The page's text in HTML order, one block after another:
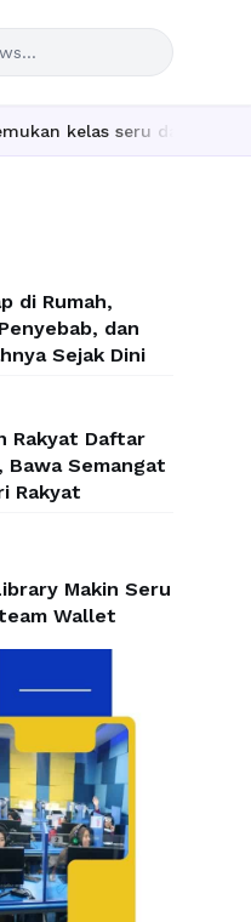
seru dan materi lengkap
di Rumah,
dan
Sejak Dini
Rakyat Daftar
Bawa Semangat
Rakyat
Makin Seru
Wallet